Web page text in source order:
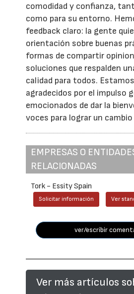
comodidad y confianza,
como para su entorno.
feedback claro: la gente
orientación sobre buenas
formas de compartir
soluciones que respalden
calidad para todos.
agradecidos por el impulso
emocionados de dar la
voces para lograr un cambio
EMPRESAS O
RELACIONADAS
Tork - Essity Spain
Solicitar información Ver
ver/escribir
Ver más artículos